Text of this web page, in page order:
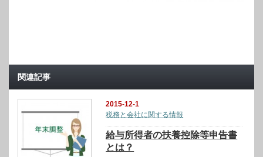
関連記事
2015-12-1
税務と会社に関する情報
給与所得者の扶養控除等申告書
とは？